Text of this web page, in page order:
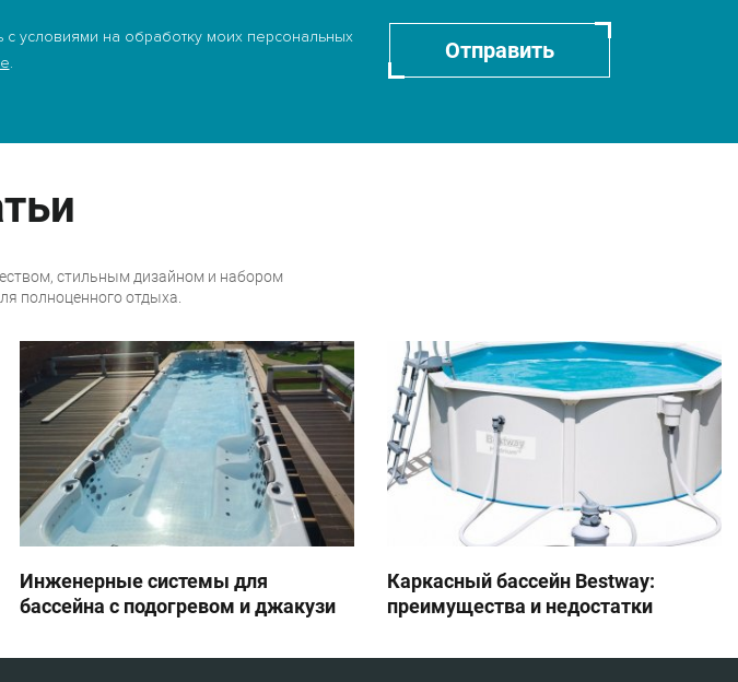
с условиями на обработку моих персональных
. Отправить
стильным дизайном и набором
полноценного отдыха.
Инженерные системы для
бассейна с подогревом и джакузи
Каркасный бассейн Bestway:
преимущества и недостатки